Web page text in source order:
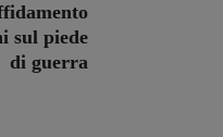
sul piede
di guerra